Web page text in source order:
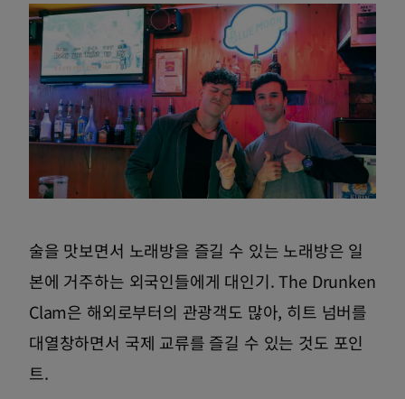
술을 맛보면서 노래방을 즐길 수 있는 노래방은 일
본에 거주하는 외국인들에게 대인기. The Drunken
Clam은 해외로부터의 관광객도 많아, 히트 넘버를
대열창하면서 국제 교류를 즐길 수 있는 것도 포인
트.